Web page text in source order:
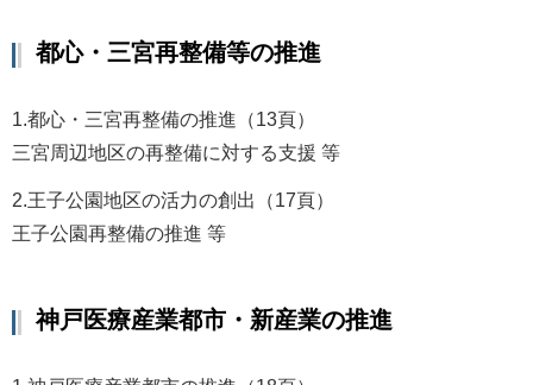
都心・三宮再整備等の推進
1.都心・三宮再整備の推進（13頁）
三宮周辺地区の再整備に対する支援 等
2.王子公園地区の活力の創出（17頁）
王子公園再整備の推進 等
神戸医療産業都市・新産業の推進